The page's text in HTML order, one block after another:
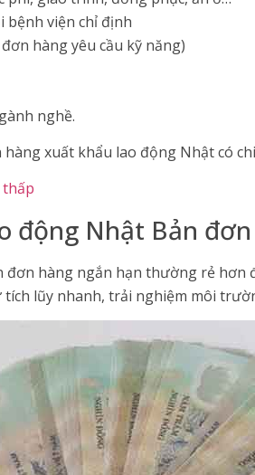
bệnh viện chỉ định
hàng yêu cầu kỹ năng)
nghề.
xuất khẩu lao động Nhật có
động Nhật Bản
hàng ngắn hạn thường rẻ hơn
lũy nhanh, trải nghiệm môi